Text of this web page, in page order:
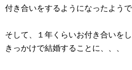
付き合いをするようになったようで
そして、１年くらいお付き合いを
きっかけで結婚することに、、、